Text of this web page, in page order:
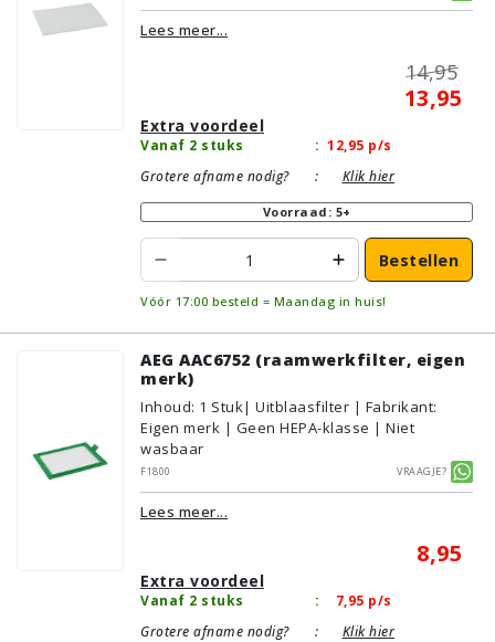
Lees meer...
14,95
13,95
Extra voordeel
Vanaf 2 stuks : 12,95 p/s
Grotere afname nodig?
: Klik hier
Voorraad: 5+
Bestellen
Vóór 17:00 besteld = Maandag in huis!
AEG AAC6752 (raamwerkfilter, eigen
merk)
Inhoud: 1 Stuk| Uitblaasfilter | Fabrikant:
Eigen merk | Geen HEPA-klasse | Niet
wasbaar
F1800
Vraagje?
Lees meer...
8,95
Extra voordeel
Vanaf 2 stuks : 7,95 p/s
Grotere afname nodig?
: Klik hier